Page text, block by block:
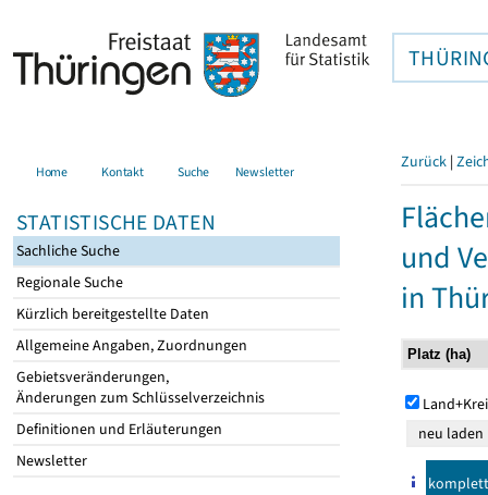
Home Kontakt Suche Newsletter
STATISTISCHE DATEN
Sachliche Suche
Regionale Suche
Kürzlich bereitgestellte Daten
Allgemeine Angaben, Zuordnungen
Gebietsveränderungen,
Änderungen zum Schlüsselverzeichnis
Definitionen und Erläuterungen
Newsletter
Zurück |
und
in
komplett